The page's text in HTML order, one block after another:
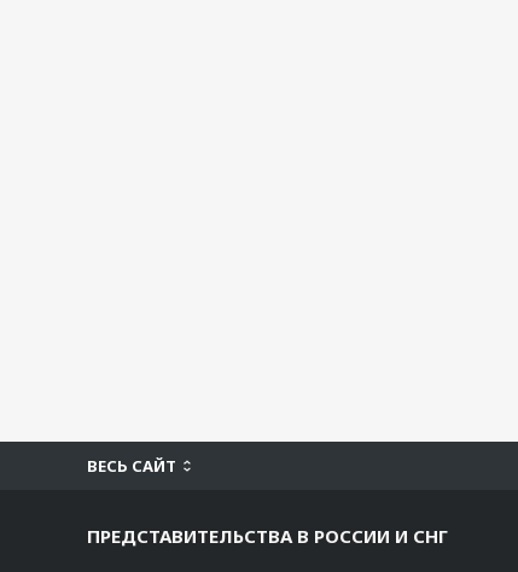
ВЕСЬ САЙТ
ПРЕДСТАВИТЕЛЬСТВА В РОССИИ И СНГ